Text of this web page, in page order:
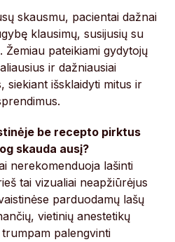
skausmu, pacientai dažnai
klausimų, susijusių su
pateikiami gydytojų
ir dažniausiai
siekiant išsklaidyti mitus ir
be recepto pirktus
skauda ausį?
nerekomenduoja lašinti
tai vizualiai neapžiūrėjus
parduodamų lašų
vietinių anestetikų
palengvinti